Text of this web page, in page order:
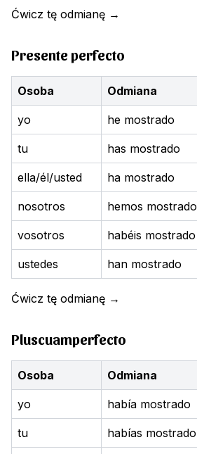
Ćwicz tę odmianę →
Presente perfecto
Osoba Odmiana
yo he mostrado
tu has mostrado
ella/él/usted ha mostrado
nosotros hemos mostrado
vosotros habéis mostrado
ustedes han mostrado
Ćwicz tę odmianę →
Pluscuamperfecto
Osoba Odmiana
yo había mostrado
tu habías mostrado